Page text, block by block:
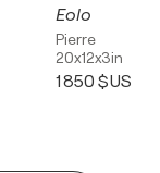
Eolo
Pierre
20x12x3in
1 850 $US